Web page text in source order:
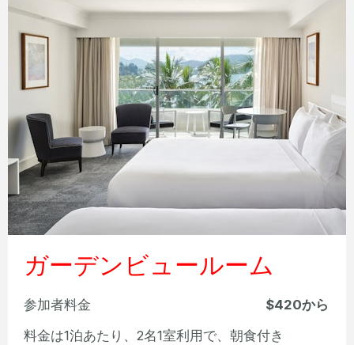
コーラルシービュールーム
参加者料金
$443から
料金は1泊あたり、2名1室利用で、朝食付き